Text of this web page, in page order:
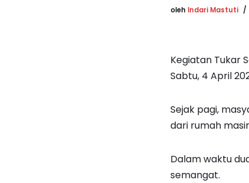
oleh Indari Mastuti
Kegiatan Tukar
Sabtu, 4 April
Sejak pagi,
dari rumah
Dalam waktu
semangat.